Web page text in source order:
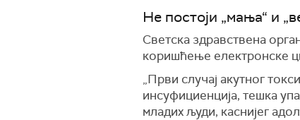
Не постоји „мања“ и
Светска здравствена
коришћење електронске
„Први случај акутног
инсуфициенција, тешка
младих људи, каснијег